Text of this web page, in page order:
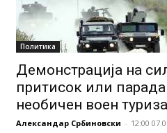
Политика
Демонстрација на
притисок или
необичен воен
Александар Србиновски - 12:00